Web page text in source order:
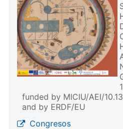
funded by MICIU/AEI/
and by ERDF/EU
Congresos